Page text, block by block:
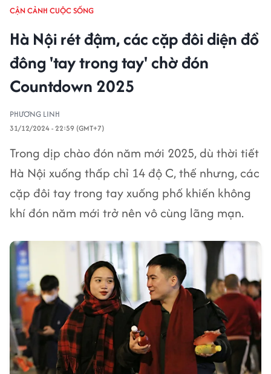
CẬN CẢNH CUỘC SỐNG
Hà Nội rét đậm, các cặp đôi diện đồ
đông 'tay trong tay' chờ đón
Countdown 2025
PHƯƠNG LINH
31/12/2024 - 22:59 (GMT+7)
Trong dịp chào đón năm mới 2025, dù thời tiết
Hà Nội xuống thấp chỉ 14 độ C, thế nhưng, các
cặp đôi tay trong tay xuống phố khiến không
khí đón năm mới trở nên vô cùng lãng mạn.